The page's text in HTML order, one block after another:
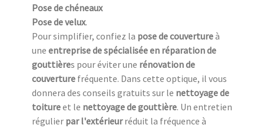
Pose de chéneaux
Pose de velux.
Pour simplifier, confiez la pose de couvertureà
une entreprise de spécialisée en réparation de
gouttières pour éviter une rénovation de
couverture fréquente. Dans cette optique, il vous
donnera des conseils gratuits sur le nettoyage de
toitureet le nettoyage de gouttière. Un entretien
régulier par l'extérieurréduit la fréquence à